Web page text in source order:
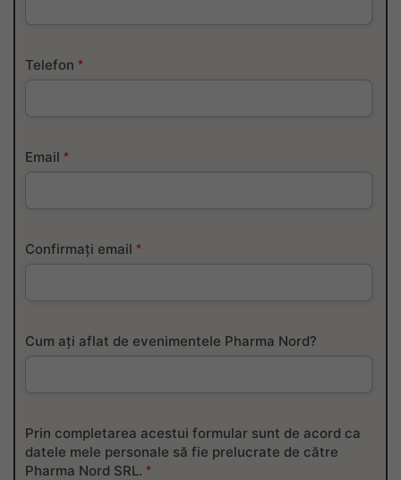
Telefon *
Email *
Confirmați email *
Cum ați aflat de evenimentele Pharma Nord?
Prin completarea acestui formular sunt de acord ca
datele mele personale să fie prelucrate de către
Pharma Nord SRL. *